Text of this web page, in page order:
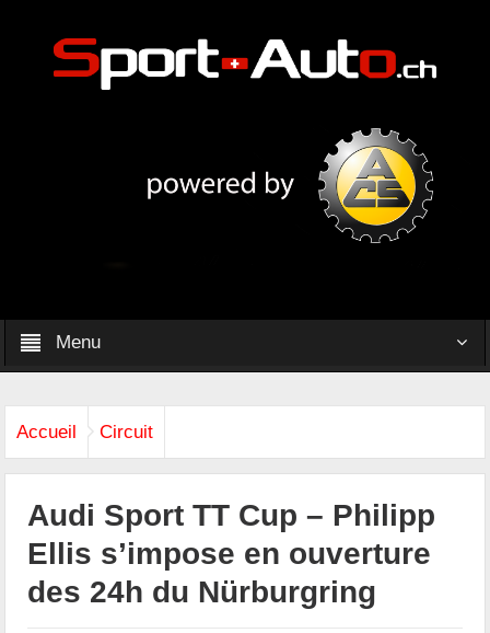
Menu
Accueil Circuit
Audi Sport TT Cup – Philipp
Ellis s’impose en ouverture
des 24h du Nürburgring